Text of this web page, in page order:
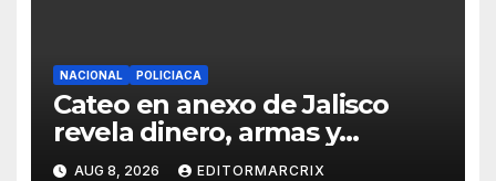
NACIONAL POLICIACA
Cateo en anexo de Jalisco
revela dinero, armas y
sobrecupo
AUG 8, 2026 EDITORMARCRIX